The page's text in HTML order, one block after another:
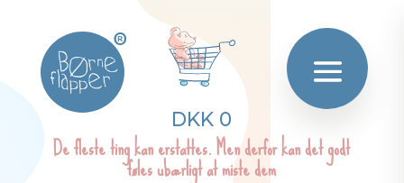
®
DKK 0
De fleste ting kan erstattes. Men derfor kan det godt
føles ubærligt at miste dem